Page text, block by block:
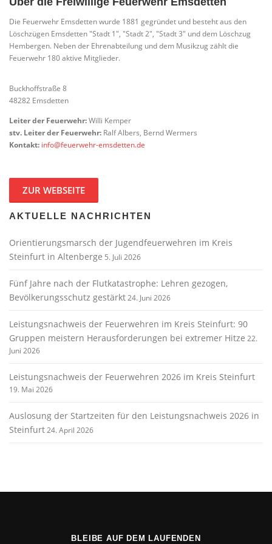
Die Feuerwehr Emsdetten wurde 1881 gegründet und besteht aus den
Löschzügen Emsdetten "Stadt 1", "Stadt 2", "Stadt 3" und dem Löschzug
Hembergen. Neben der Ehrenabteilung und dem Musikzug zählt die
Feuerwehr 180 aktive Mitglieder.
Buckhoffstraße 8
48282 Emsdetten
Leiter der Feuerwehr:Willi Kemper
stv. Leiter der Feuerwehr: Ralf Albers, Bernd Wermers
Kontakt: info@feuerwehr-emsdetten.de
ZUR WEBSEITE
AKTUELLE NACHRICHTEN
Orientierungsmarsch der Jugendfeuerwehren im Kreis
Steinfurt in Altenberge 5. Juli 2026
Fünf Jahre nach der Flutkatastrophe: Lehren gezogen,
Bevölkerungsschutz gestärkt24. Juni 2026
Leistungsnachweis der Feuerwehren im Kreis Steinfurt: 90
Gruppen meistern Herausforderungen bei extremer Hitze 22.
Juni 2026
Leistungsnachweis der Feuerwehren 2026 im Kreis Steinfurt
19. Mai 2026
Auslosung der Startzeiten für den Leistungsnachweis 2026 in
Steinfurt24. April 2026
BLEIBE AUF DEM LAUFENDEN